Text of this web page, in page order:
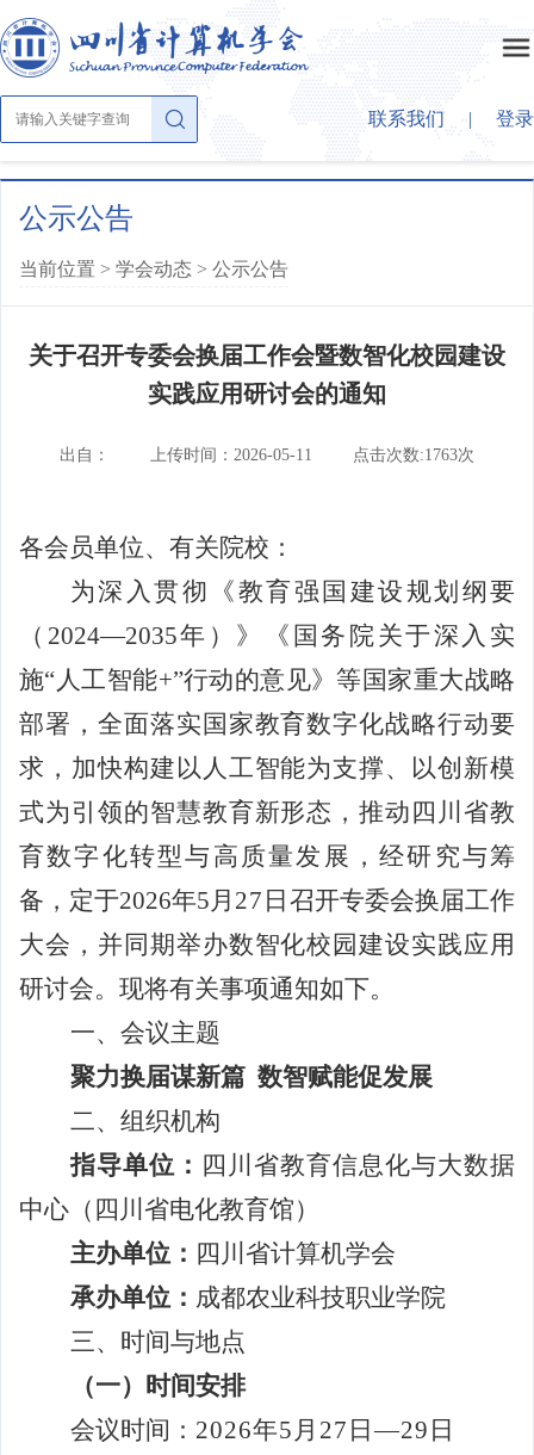
联系我们 | 登录
首页
学会概况
管理团队
智策顾问
学会动态
关注学会
学会大家庭
团体会员
个人会员
学会专家团
学术论道撷英
学术刊物集萃
团体会员招聘
认证考试
公示公告
当前位置 > 学会动态 > 公示公告
关于召开专委会换届工作会暨数智化校园建设
实践应用研讨会的通知
出自： 上传时间：2026-05-11 点击次数:1763次
各会员单位、有关院校：
为深入贯彻《教育强国建设规划纲要
（ 2024—2035年）》《国务院关于深入实
施“人工智能+”行动的意见》等国家重大战略
部署，全面落实国家教育数字化战略行动要
求，加快构建以人工智能为支撑、以创新模
式为引领的智慧教育新形态，推动四川省教
育数字化转型与高质量发展，经研究与筹
备，定于2026年5月 27 日 召开专委会换届工作
大会，并同期举办数智化校园建设实践应用
研讨会。现将有关事项通知如下。
一、会议主题
聚力换届谋新篇 数智赋能促发展
二、组织机构
指导单位： 四川省教育信息化与大数据
中心（四川省电化教育馆）
主办单位： 四川省计算机学会
承办单位： 成都农业科技职业学院
三、时间与地点
（一）时间安排
会议时间： 2026年5 月 27 日—29 日